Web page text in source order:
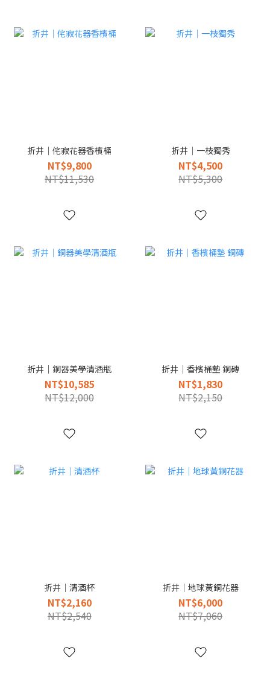
折井｜侘寂花器香檳桶
NT$9,800
NT$11,530
折井｜一枝獨秀
NT$4,500
NT$5,300
折井｜銅器美學清酒瓶
NT$10,585
NT$12,000
折井｜香檳桶墊 銅磚
NT$1,830
NT$2,150
折井｜清酒杯
NT$2,160
NT$2,540
折井｜地球黃銅花器
NT$6,000
NT$7,060